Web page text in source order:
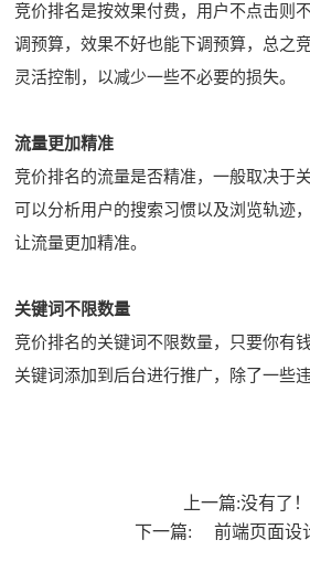
竞价排名是按效果付费，用户不点击则
调预算，效果不好也能下调预算，总之
灵活控制，以减少一些不必要的损失。
流量更加精准
竞价排名的流量是否精准，一般取决于
可以分析用户的搜索习惯以及浏览轨迹
让流量更加精准。
关键词不限数量
竞价排名的关键词不限数量，只要你有
关键词添加到后台进行推广，除了一些
上一篇:没有了！
下一篇:
前端页面设